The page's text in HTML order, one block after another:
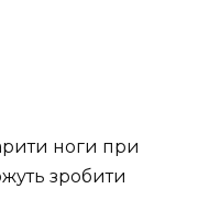
ноги при
зробити